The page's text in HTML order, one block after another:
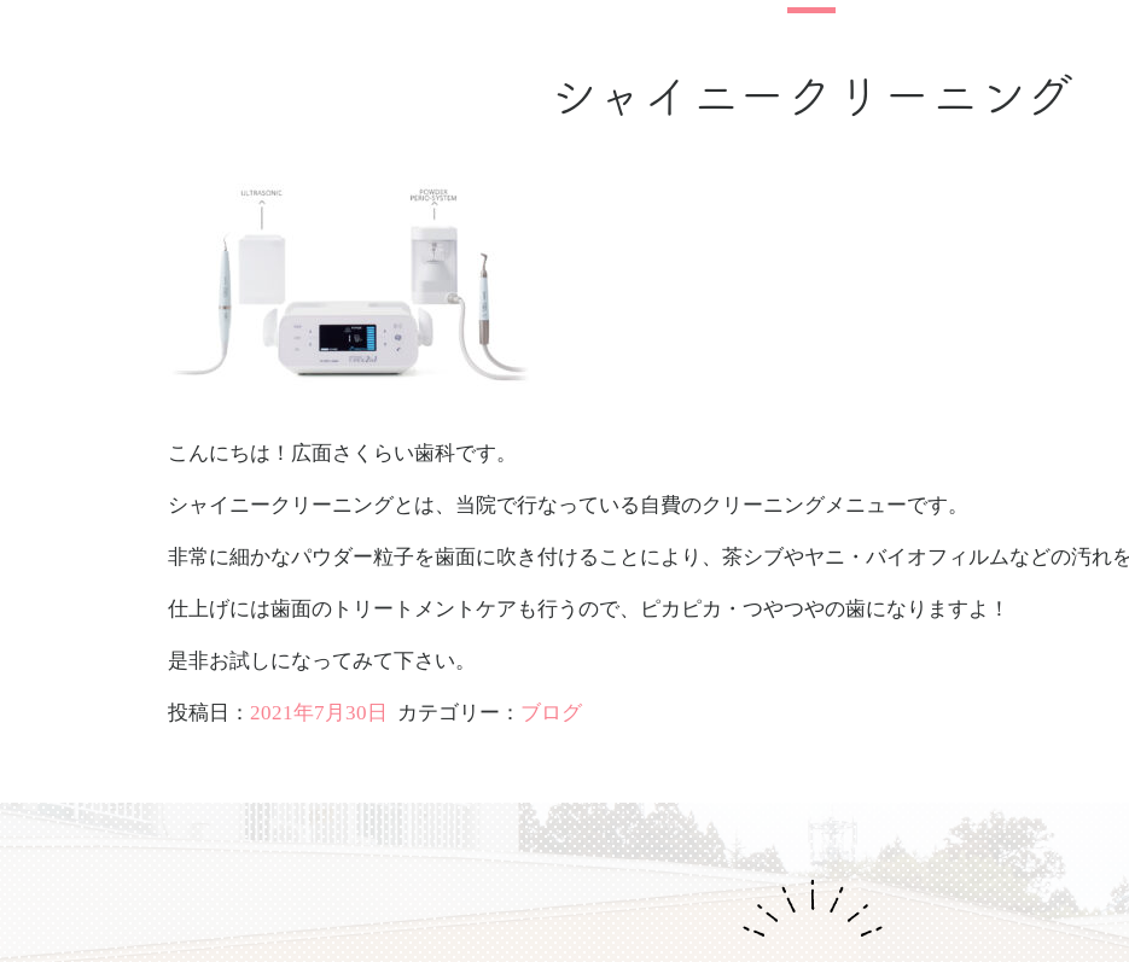
シャイニークリーニング
こんにちは！広面さくらい歯科です。
シャイニークリーニングとは、当院で行なっている自費のクリーニングメニューです。
非常に細かなパウダー粒子を歯面に吹き付けることにより、茶シブやヤニ・バイオフィルムなどの汚れ
仕上げには歯面のトリートメントケアも行うので、ピカピカ・つやつやの歯になりますよ！
是非お試しになってみて下さい。
投稿日：2021年7月30日 カテゴリー： ブログ